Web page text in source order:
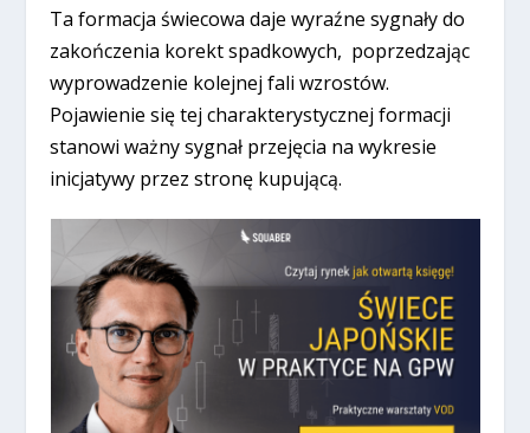
Ta formacja świecowa daje wyraźne sygnały do
zakończenia korekt spadkowych, poprzedzając
wyprowadzenie kolejnej fali wzrostów.
Pojawienie się tej charakterystycznej formacji
stanowi ważny sygnał przejęcia na wykresie
inicjatywy przez stronę kupującą.